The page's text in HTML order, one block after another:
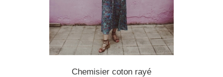
Chemisier coton rayé